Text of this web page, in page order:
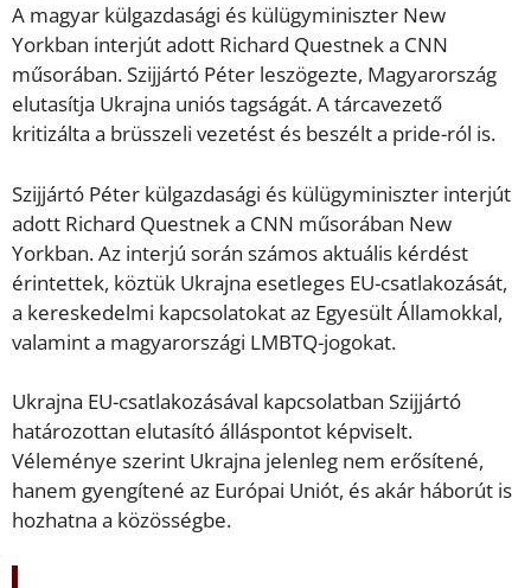
A magyar külgazdasági és külügyminiszter New
Yorkban interjút adott Richard Questnek a CNN
műsorában. Szijjártó Péter leszögezte, Magyarország
elutasítja Ukrajna uniós tagságát. A tárcavezető
kritizálta a brüsszeli vezetést és beszélt a pride-ról is.
Szijjártó Péter külgazdasági és külügyminiszter interjút
adott Richard Questnek a CNN műsorában New
Yorkban. Az interjú során számos aktuális kérdést
érintettek, köztük Ukrajna esetleges EU-csatlakozását,
a kereskedelmi kapcsolatokat az Egyesült Államokkal,
valamint a magyarországi LMBTQ-jogokat.
Ukrajna EU-csatlakozásával kapcsolatban Szijjártó
határozottan elutasító álláspontot képviselt.
Véleménye szerint Ukrajna jelenleg nem erősítené,
hanem gyengítené az Európai Uniót, és akár háborút is
hozhatna a közösségbe.